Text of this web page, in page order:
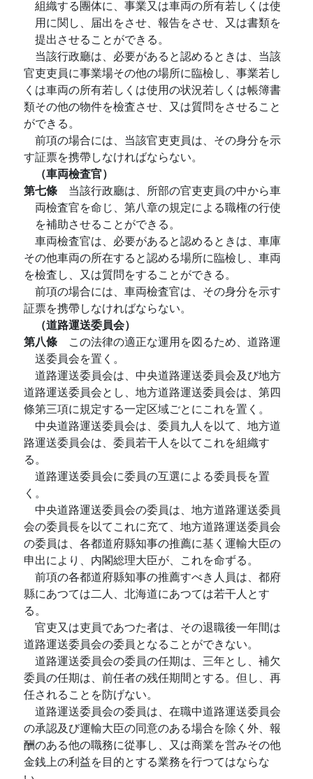
組織する團体に、事業又は車両の所有若しくは使
用に関し、届出をさせ、報告をさせ、又は書類を
提出させることができる。
当該行政廳は、必要があると認めるときは、当該
官吏吏員に事業場その他の場所に臨檢し、事業若し
くは車両の所有若しくは使用の状況若しくは帳簿書
類その他の物件を檢査させ、又は質問をさせること
ができる。
前項の場合には、当該官吏吏員は、その身分を示
す証票を携帶しなければならない。
（車両檢査官）
第七條 当該行政廳は、所部の官吏吏員の中から車
両檢査官を命じ、第八章の規定による職権の行使
を補助させることができる。
車両檢査官は、必要があると認めるときは、車庫
その他車両の所在すると認める場所に臨檢し、車両
を檢査し、又は質問をすることができる。
前項の場合には、車両檢査官は、その身分を示す
証票を携帶しなければならない。
（道路運送委員会）
第八條 この法律の適正な運用を図るため、道路運
送委員会を置く。
道路運送委員会は、中央道路運送委員会及び地方
道路運送委員会とし、地方道路運送委員会は、第四
條第三項に規定する一定区域ごとにこれを置く。
中央道路運送委員会は、委員九人を以て、地方道
路運送委員会は、委員若干人を以てこれを組織す
る。
道路運送委員会に委員の互選による委員長を置
く。
中央道路運送委員会の委員は、地方道路運送委員
会の委員長を以てこれに充て、地方道路運送委員会
の委員は、各都道府縣知事の推薦に基く運輸大臣の
申出により、内閣総理大臣が、これを命ずる。
前項の各都道府縣知事の推薦すべき人員は、都府
縣にあつては二人、北海道にあつては若干人とす
る。
官吏又は吏員であつた者は、その退職後一年間は
道路運送委員会の委員となることができない。
道路運送委員会の委員の任期は、三年とし、補欠
委員の任期は、前任者の残任期間とする。但し、再
任されることを防げない。
道路運送委員会の委員は、在職中道路運送委員会
の承認及び運輸大臣の同意のある場合を除く外、報
酬のある他の職務に從事し、又は商業を営みその他
金銭上の利益を目的とする業務を行つてはならな